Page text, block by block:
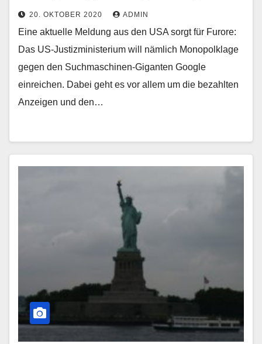
20. OKTOBER 2020 ADMIN
Eine aktuelle Meldung aus den USA sorgt für Furore:
Das US-Justizministerium will nämlich Monopolklage
gegen den Suchmaschinen-Giganten Google
einreichen. Dabei geht es vor allem um die bezahlten
Anzeigen und den…